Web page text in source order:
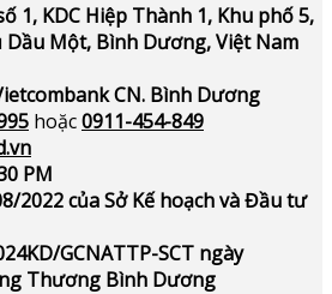
1, KDC Hiệp Thành 1, Khu phố 5,
Dầu Một, Bình Dương, Việt Nam
CN. Bình Dương
hoặc0911-454-849
PM
2022 của Sở Kế hoạch và Đầu tư
GCNATTP-SCT ngày
Thương Bình Dương